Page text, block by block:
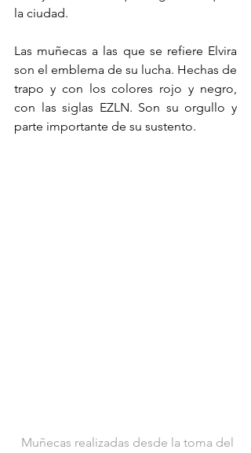
la ciudad.
Las muñecas a las que se refiere Elvira
son el emblema de su lucha. Hechas de
trapo y con los colores rojo y negro,
con las siglas EZLN. Son su orgullo y
parte importante de su sustento.
Muñecas realizadas desde la toma del